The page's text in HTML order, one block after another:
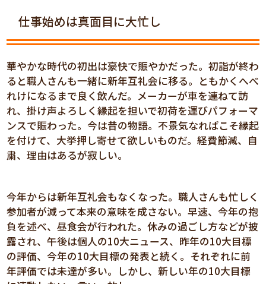
仕事始めは真面目に大忙し
華やかな時代の初出は豪快で賑やかだった。初詣が終わ
ると職人さんも一緒に新年互礼会に移る。ともかくへべ
れけになるまで良く飲んだ。メーカーが車を連ねて訪
れ、掛け声よろしく縁起を担いで初荷を運びパフォーマ
ンスで賑わった。今は昔の物語。不景気なればこそ縁起
を付けて、大挙押し寄せて欲しいものだ。経費節減、自
粛、理由はあるが寂しい。
今年からは新年互礼会もなくなった。職人さんも忙しく
参加者が減って本来の意味を成さない。早速、今年の抱
負を述べ、昼食会が行われた。休みの過ごし方などが披
露され、午後は個人の10大ニュース、昨年の10大目標
の評価、今年の10大目標の発表と続く。それぞれに前
年評価では未達が多い。しかし、新しい年の10大目標